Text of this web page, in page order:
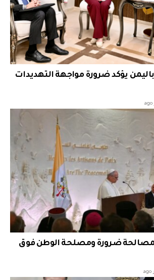
يؤكد ضرورة مواجهة التهديدات
المصالحة ضرورة ومصلحة الوطن فوق